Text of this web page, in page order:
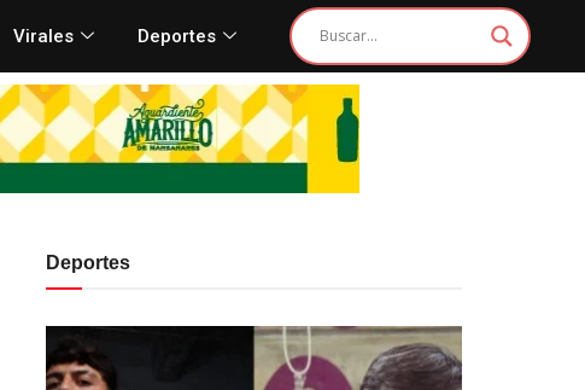
Virales Deportes
Deportes